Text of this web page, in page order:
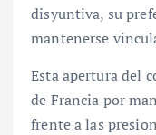
disyuntiva, su
mantenerse
Esta apertura del
de Francia por
frente a las